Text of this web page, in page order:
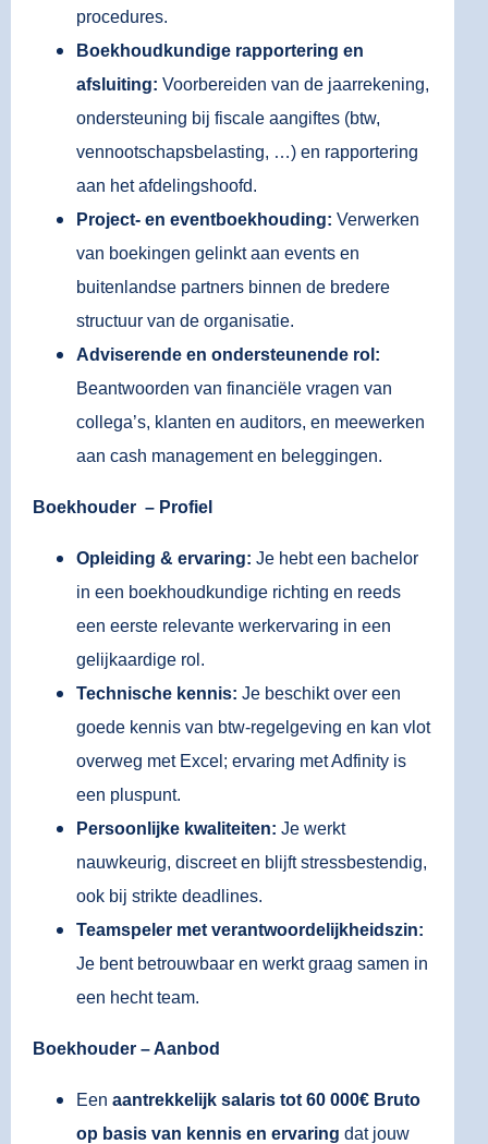
procedures.
Boekhoudkundige rapportering en
afsluiting: Voorbereiden van de jaarrekening,
ondersteuning bij fiscale aangiftes (btw,
vennootschapsbelasting, …) en rapportering
aan het afdelingshoofd.
Project- en eventboekhouding: Verwerken
van boekingen gelinkt aan events en
buitenlandse partners binnen de bredere
structuur van de organisatie.
Adviserende en ondersteunende rol:
Beantwoorden van financiële vragen van
collega’s, klanten en auditors, en meewerken
aan cash management en beleggingen.
Boekhouder – Profiel
Opleiding & ervaring: Je hebt een bachelor
in een boekhoudkundige richting en reeds
een eerste relevante werkervaring in een
gelijkaardige rol.
Technische kennis: Je beschikt over een
goede kennis van btw-regelgeving en kan vlot
overweg met Excel; ervaring met Adfinity is
een pluspunt.
Persoonlijke kwaliteiten: Je werkt
nauwkeurig, discreet en blijft stressbestendig,
ook bij strikte deadlines.
Teamspeler met verantwoordelijkheidszin:
Je bent betrouwbaar en werkt graag samen in
een hecht team.
Boekhouder – Aanbod
Een aantrekkelijk salaris tot 60 000€ Bruto
op basis van kennis en ervaring dat jouw